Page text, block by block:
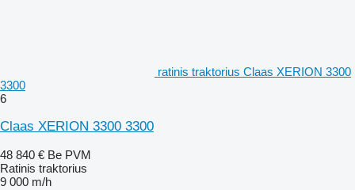
ratinis traktorius Claas XERION 3300
3300
6
Claas XERION 3300 3300
48 840 € Be PVM
Ratinis traktorius
9 000 m/h